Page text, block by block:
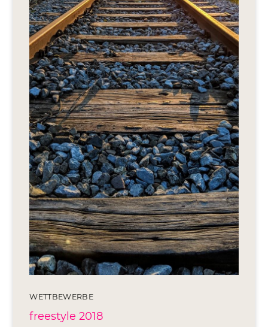
Editionen 2017–2021
FreeStyle 2021
FreeStyle 2020
FreeStyle 2019
FreeStyle 2018
FreeStyle 2017
Ateliers
WETTBEWERBE
freestyle 2018